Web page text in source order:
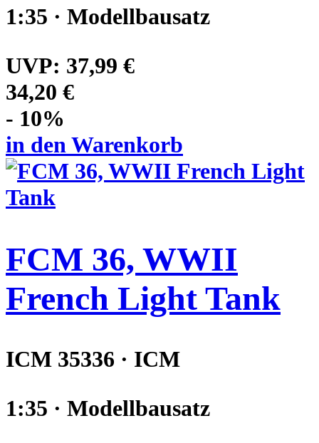
1:35 · Modellbausatz
UVP: 37,99 €
34,20 €
- 10%
in den Warenkorb
FCM 36, WWII
French Light Tank
ICM 35336 · ICM
1:35 · Modellbausatz